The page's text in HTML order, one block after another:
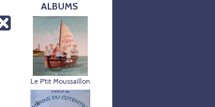
ALBUMS
Le P'tit Moussaillon